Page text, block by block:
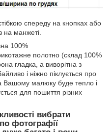
спереду на кнопках або
на манжеті.
100%
полотно (склад 100%
гладка, а виворітна з
і ніжно піклується про
Вашому малюку буде тепло і
для пошиття різних
вибрати
фотографії